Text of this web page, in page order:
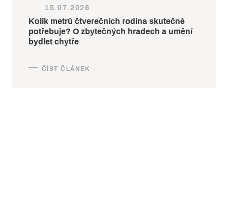
15.07.2026
Kolik metrů čtverečních rodina skutečně
potřebuje? O zbytečných hradech a umění
bydlet chytře